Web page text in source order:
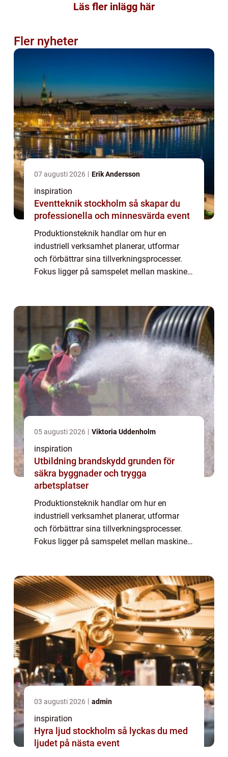
Läs fler inlägg här
Fler nyheter
07 augusti 2026 Erik Andersson
inspiration
Eventteknik stockholm så skapar du
professionella och minnesvärda event
Produktionsteknik handlar om hur en
industriell verksamhet planerar, utformar
och förbättrar sina tillverkningsprocesser.
Fokus ligger på samspelet mellan maskiner,
05 augusti 2026 Viktoria Uddenholm
inspiration
Utbildning brandskydd grunden för
säkra byggnader och trygga
arbetsplatser
Produktionsteknik handlar om hur en
industriell verksamhet planerar, utformar
och förbättrar sina tillverkningsprocesser.
Fokus ligger på samspelet mellan maskiner,
03 augusti 2026 admin
inspiration
Hyra ljud stockholm så lyckas du med
ljudet på nästa event